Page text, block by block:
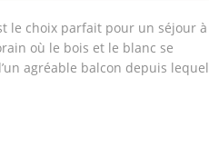
le choix parfait pour un séjour à
où le bois et le blanc se
agréable balcon depuis lequel